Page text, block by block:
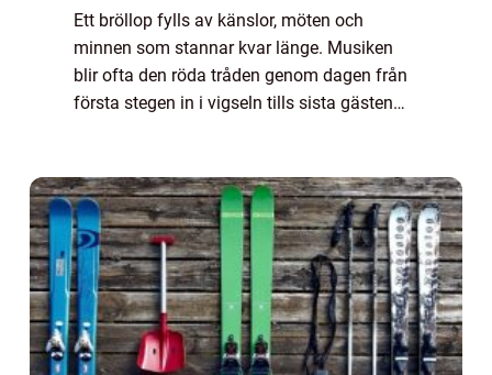
Ett bröllop fylls av känslor, möten och
minnen som stannar kvar länge. Musiken
blir ofta den röda tråden genom dagen från
första stegen in i vigseln tills sista gästen